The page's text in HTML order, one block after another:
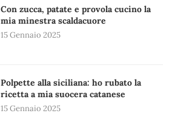
Con zucca, patate e provola cucino la
mia minestra scaldacuore
15 Gennaio 2025
Polpette alla siciliana: ho rubato la
ricetta a mia suocera catanese
15 Gennaio 2025